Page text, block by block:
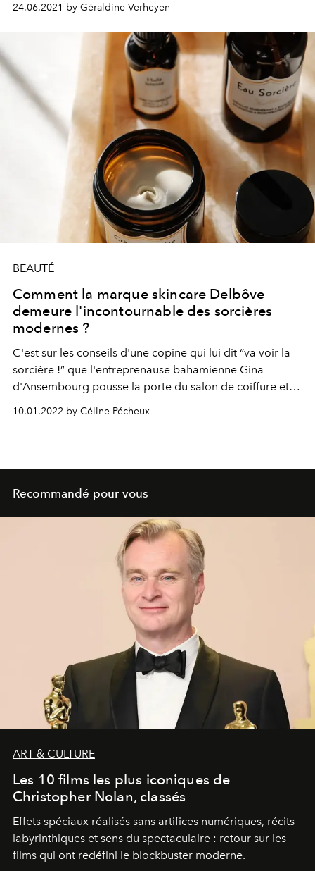
fonctionnels du quotidien, comme un bidon d’huile ou
un seau de peinture.
24.06.2021 by Géraldine Verheyen
BEAUTÉ
Comment la marque skincare Delbôve
demeure l'incontournable des sorcières
modernes ?
C'est sur les conseils d'une copine qui lui dit “va voir la
sorcière !” que l'entreprenause bahamienne Gina
d'Ansembourg pousse la porte du salon de coiffure et
25 ans, et cette rencontre a changé sa vie.
10.01.2022 by Céline Pécheux
Recommandé pour vous
ART & CULTURE
Les 10 films les plus iconiques de
Christopher Nolan, classés
Effets spéciaux réalisés sans artifices numériques, récits
labyrinthiques et sens du spectaculaire : retour sur les
films qui ont redéfini le blockbuster moderne.